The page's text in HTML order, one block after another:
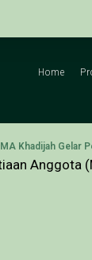
Home
Anggota